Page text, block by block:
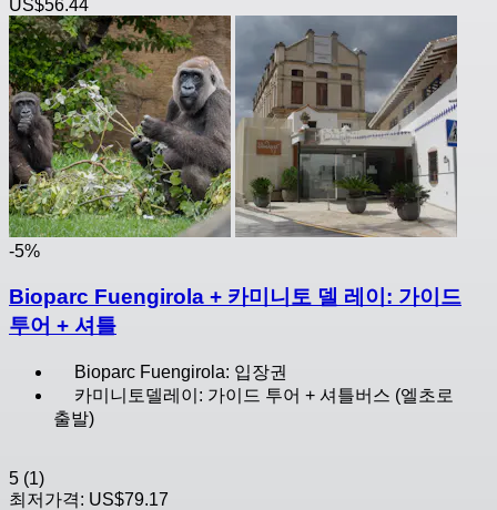
US$56.44
-5%
Bioparc Fuengirola + 카미니토 델 레이: 가이드
투어 + 셔틀
Bioparc Fuengirola: 입장권
카미니토델레이: 가이드 투어 + 셔틀버스 (엘초로
출발)
5 (1)
최저가격: US$79.17